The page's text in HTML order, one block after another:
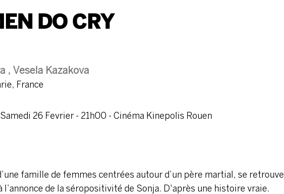
DO CRY
, Vesela Kazakova
France
Samedi 26 Fevrier - 21h00 - Cinéma Kinepolis Rouen
famille de femmes centrées autour d’un père martial, se retrouve
l’annonce de la séropositivité de Sonja. D'après une histoire vraie.